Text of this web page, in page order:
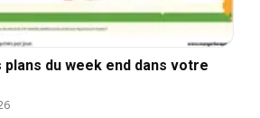
plans du week end dans votre